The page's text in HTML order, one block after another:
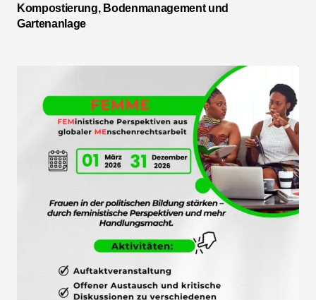
Kompostierung, Bodenmanagement und
Gartenanlage